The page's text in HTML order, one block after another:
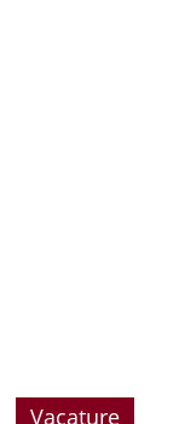
Vacature